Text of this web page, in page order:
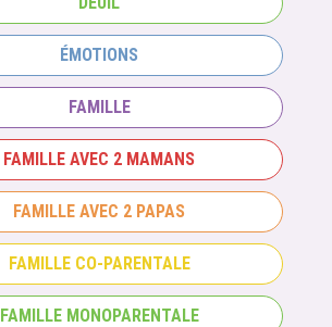
ÉMOTIONS
FAMILLE
FAMILLE AVEC 2 MAMANS
FAMILLE AVEC 2 PAPAS
FAMILLE CO-PARENTALE
FAMILLE MONOPARENTALE